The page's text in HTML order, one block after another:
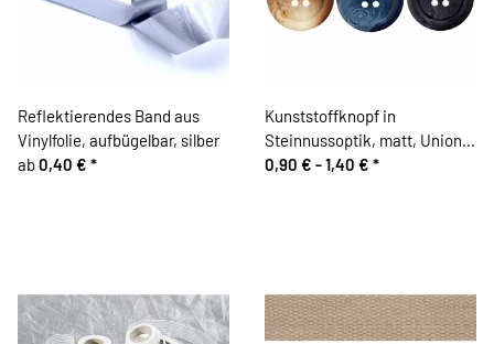
Reflektierendes Band aus
Vinylfolie, aufbügelbar, silber
ab0,40 € *
Kunststoffknopf in
Steinnussoptik, matt, Union
Knopf
0,90 € -1,40 € *